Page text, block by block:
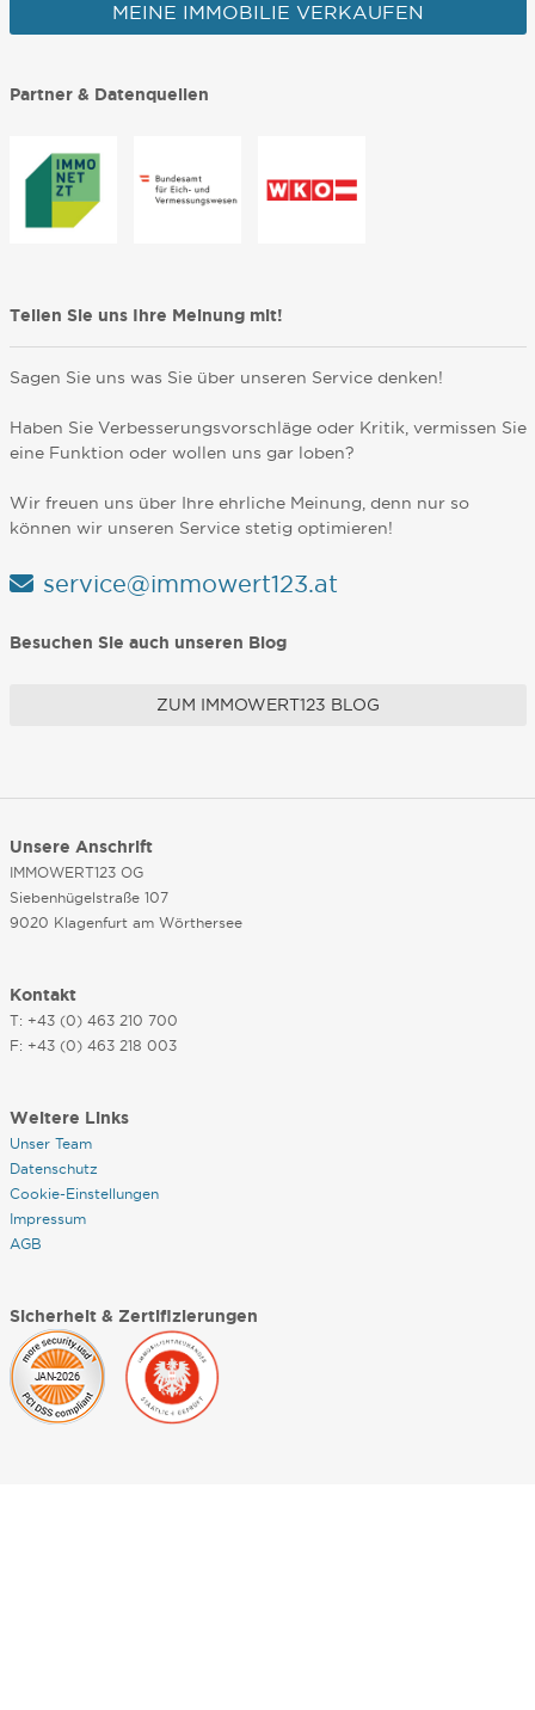
MEINE IMMOBILIE VERKAUFEN
Partner & Datenquellen
Teilen Sie uns Ihre Meinung mit!
Sagen Sie uns was Sie über unseren Service denken!
Haben Sie Verbesserungsvorschläge oder Kritik, vermissen Sie
eine Funktion oder wollen uns gar loben?
Wir freuen uns über Ihre ehrliche Meinung, denn nur so
können wir unseren Service stetig optimieren!
service@immowert123.at
Besuchen Sie auch unseren Blog
ZUM IMMOWERT123 BLOG
Unsere Anschrift
IMMOWERT123 OG
Siebenhügelstraße 107
9020 Klagenfurt am Wörthersee
Kontakt
T: +43 (0) 463 210 700
F: +43 (0) 463 218 003
Weitere Links
Unser Team
Datenschutz
Cookie-Einstellungen
Impressum
AGB
Sicherheit & Zertifizierungen